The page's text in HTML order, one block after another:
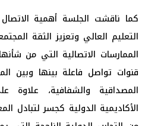
كما ناقشت الجلسة أهمية
التعليم العالي وتعزيز الثقة
الممارسات الاتصالية التي من
قنوات تواصل فاعلة بينها وبين
المصداقية والشفافية، علاوة
الأكاديمية الدولية كجسر لتبادل